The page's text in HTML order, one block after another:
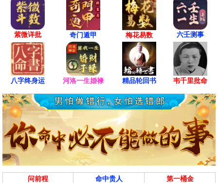
喜神东北 财神东北 福神东南
宜
结婚、交易、入宅、开业、祈福、
安葬、修造、求嗣
忌 出行、赴任
冲 狗 煞南
巳时(09:00-10:59) 吉
乙巳时 09:00 - 10:59
喜神西北 财神西南 福神东南
宜
结婚、出行、搬家、入宅、开业、
赴任、安床、开仓、盖屋、修造、
求嗣、纳财
紫微详批 奇门遁甲 梅花易数 六壬测事
八字终身运 河洛一生婚禄 精品轮回书 韦千里批命
问前程 命中贵人
第一桶金